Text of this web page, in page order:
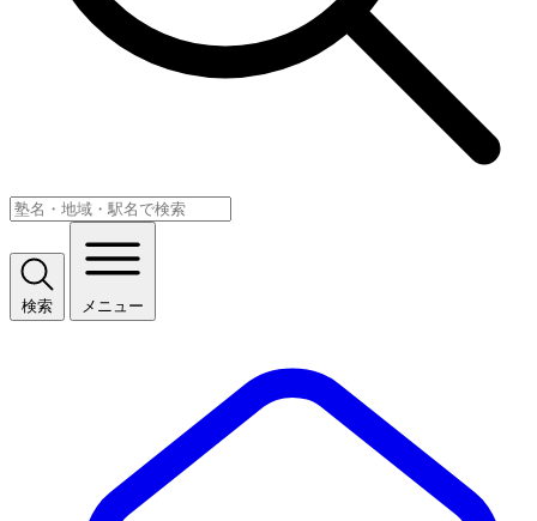
検索 メニュー